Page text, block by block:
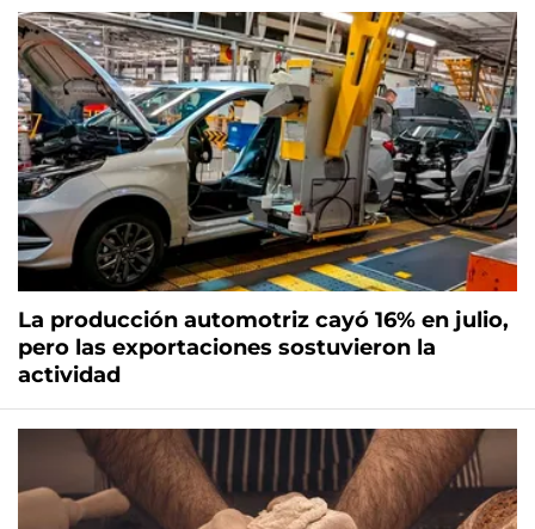
La producción automotriz cayó 16% en julio,
pero las exportaciones sostuvieron la
actividad